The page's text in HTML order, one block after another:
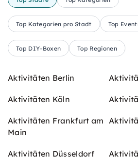
Top Kategorien pro Stadt Top
Top DIY-Boxen Top Regionen
Aktivitäten Berlin
Aktivitäten Köln
Aktivitäten Frankfurt am
Main
Aktivitäten Düsseldorf